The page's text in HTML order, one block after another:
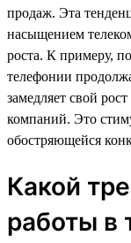
продаж. Эта
насыщением
роста. К примеру,
телефонии
замедляет свой
компаний. Это
обостряющейся
Какой
работы в